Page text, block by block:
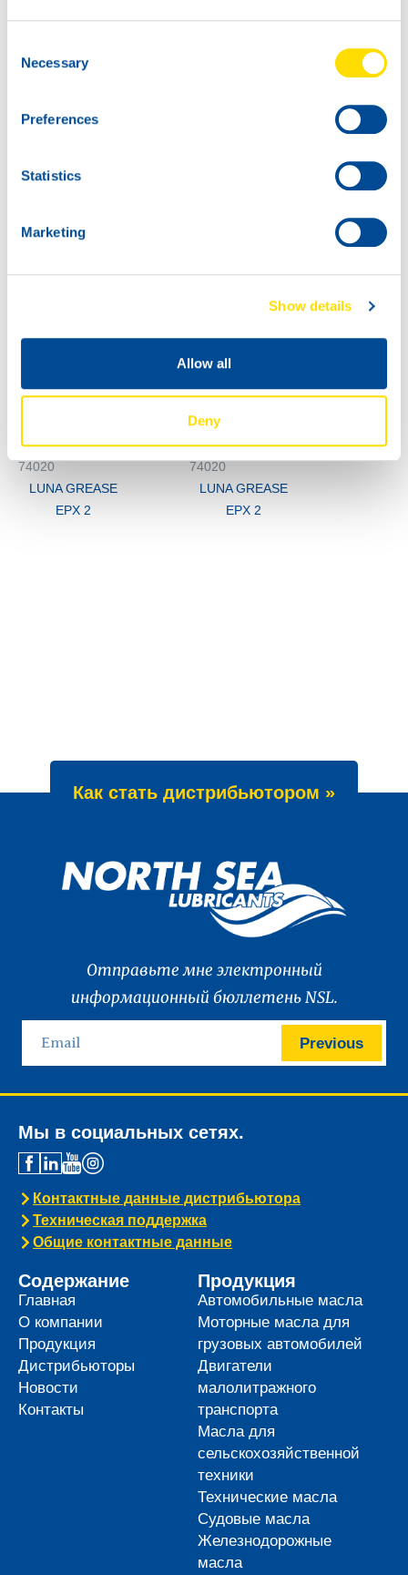
Selection
Necessary
Preferences
Statistics
Marketing
Show details
Allow all
Deny
EPX 2
74020
LUNA GREASE
EPX 2
74020
LUNA GREASE
EPX 2
Как стать дистрибьютором »
Отправьте мне электронный
информационный бюллетень NSL.
Previous
Мы в социальных сетях.
Контактные данные дистрибьютора
Техническая поддержка
Общие контактные данные
Содержание
Главная
О компании
Продукция
Дистрибьюторы
Новости
Контакты
Продукция
Автомобильные масла
Моторные масла для
грузовых автомобилей
Двигатели
малолитражного
транспорта
Масла для
сельскохозяйственной
техники
Технические масла
Судовые масла
Железнодорожные
масла